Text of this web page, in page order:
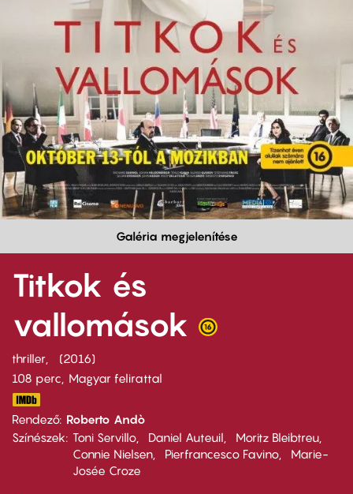
Galéria megjelenítése
Titkok és
vallomások
thriller
2016
108 perc,
Magyar felirattal
Rendező Roberto Andò
Színészek
Toni Servillo Daniel Auteuil
Moritz Bleibtreu
Connie Nielsen
Pierfrancesco Favino
Marie-
Josée Croze